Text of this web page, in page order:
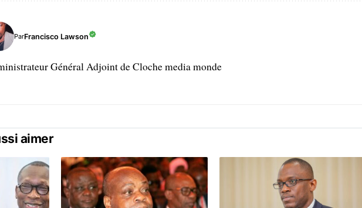
ParFrancisco Lawson
Général Adjoint de Cloche media monde
aimer